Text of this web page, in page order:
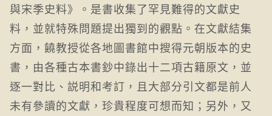
與宋季史料》。是書收集了罕見難得的文獻史
料，並就特殊問題提出獨到的觀點。在文獻結集
方面，饒教授從各地圖書館中搜得元朝版本的史
書，由各種古本書鈔中錄出十二項古籍原文，並
逐一對比、説明和考訂，且大部分引文都是前人
未有參讀的文獻，珍貴程度可想而知；另外，又